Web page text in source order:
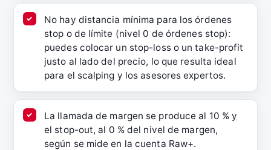
No hay distancia mínima para los órdenes
stop o de límite (nivel 0 de órdenes stop):
puedes colocar un stop-loss o un take-profit
justo al lado del precio, lo que resulta ideal
para el scalping y los asesores expertos.
La llamada de margen se produce al 10 % y
el stop-out, al 0 % del nivel de margen,
según se mide en la cuenta Raw+.